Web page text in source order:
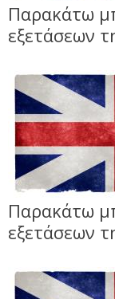
Παρακάτω
εξετάσεων
Παρακάτω
εξετάσεων